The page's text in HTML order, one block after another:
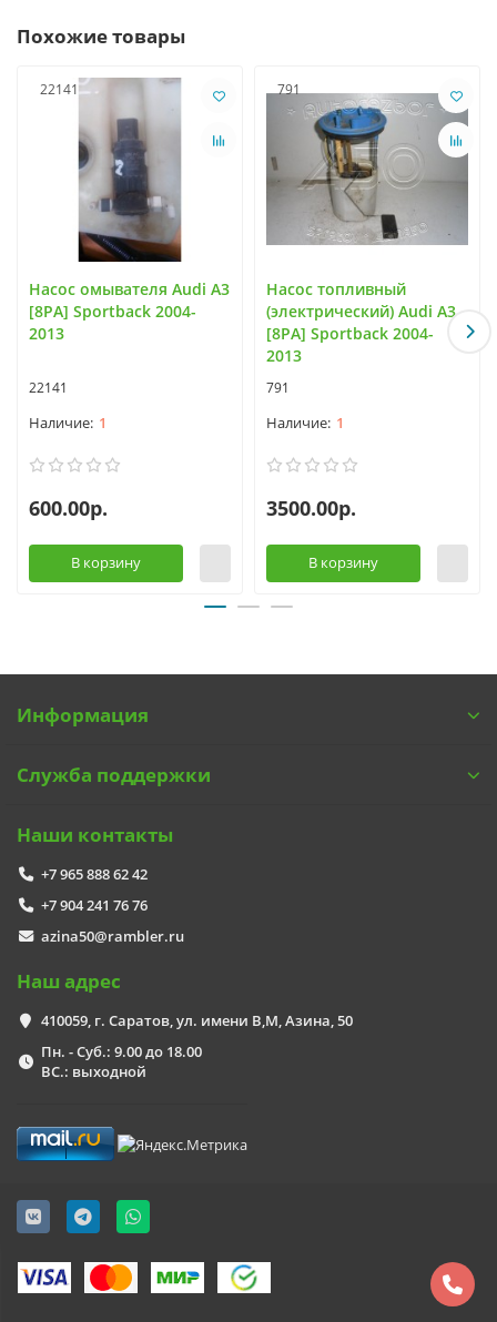
Похожие товары
22141
Насос омывателя Audi A3
[8PA] Sportback 2004-
2013
22141
1
600.00р.
В корзину
791
Насос топливный
(электрический) Audi A3
[8PA] Sportback 2004-
2013
791
1
3500.00р.
В корзину
Информация
Служба поддержки
Наши контакты
+7 965 888 62 42
+7 904 241 76 76
azina50@rambler.ru
Наш адрес
410059, г. Саратов, ул. имени В,М, Азина, 50
Пн. - Суб.: 9.00 до 18.00
ВС.: выходной